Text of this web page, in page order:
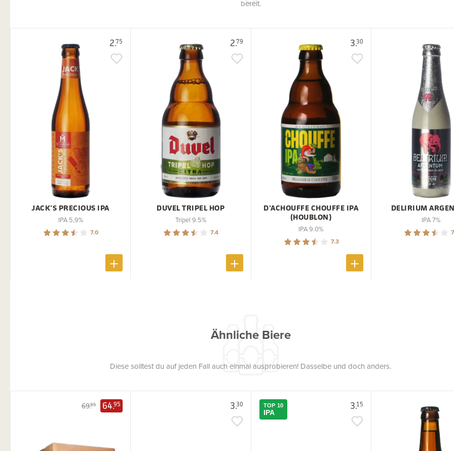
bereit.
2.75
JACK'S PRECIOUS IPA
IPA 5,9%
7.0
2.79
DUVEL TRIPEL HOP
Tripel 9.5%
7.4
3.30
D'ACHOUFFE CHOUFFE IPA
(HOUBLON)
IPA 9.0%
7.3
DELIRIUM
IPA 7%
Ähnliche Biere
Diese solltest du auf jeden Fall auch einmal ausprobieren! Dasselbe und doch anders.
69.95 64.95 3.30 3.15
TOP 10
IPA